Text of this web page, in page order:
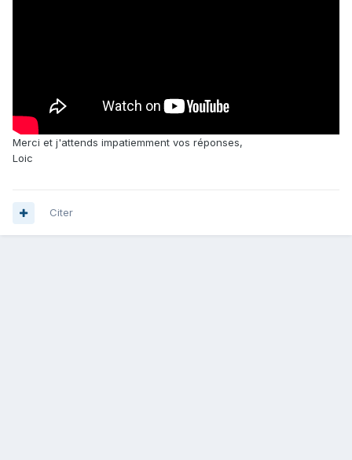
Merci et j'attends impatiemment vos réponses,
Loic
Citer